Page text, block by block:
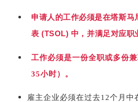
申请人的工作必须是在塔斯马
表 (TSOL) 中，并满足对应职
工作必须是一份全职或多份
35小时）。
雇主企业必须在过去12个月中